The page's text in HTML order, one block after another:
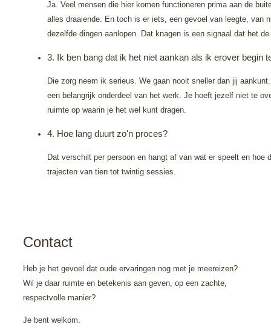
Ja. Veel mensen die hier komen functioneren prima aan de
alles draaiende. En toch is er iets, een gevoel van leegte, van
dezelfde dingen aanlopen. Dat knagen is een signaal dat het
3. Ik ben bang dat ik het niet aankan als ik erover begin
Die zorg neem ik serieus. We gaan nooit sneller dan jij
een belangrijk onderdeel van het werk. Je hoeft jezelf niet te
ruimte op waarin je het wel kunt dragen.
4. Hoe lang duurt zo'n proces?
Dat verschilt per persoon en hangt af van wat er speelt en hoe
trajecten van tien tot twintig sessies.
Contact
Heb je het gevoel dat oude ervaringen nog met je meereizen?
Wil je daar ruimte en betekenis aan geven, op een zachte,
respectvolle manier?
Je bent welkom.